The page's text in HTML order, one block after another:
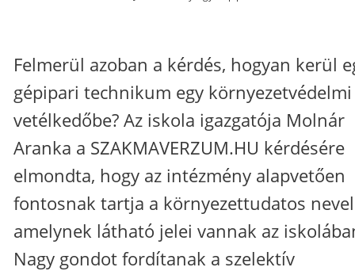
Felmerül azoban a kérdés, hogyan kerül
gépipari technikum egy környezetvédelmi
vetélkedőbe? Az iskola igazgatója Molnár
Aranka a SZAKMAVERZUM.HU kérdésére
elmondta, hogy az intézmény alapvetően
fontosnak tartja a környezettudatos
amelynek látható jelei vannak az
Nagy gondot fordítanak a szelektív